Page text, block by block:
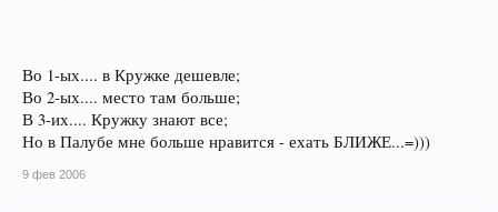
Во 1-ых.... в Кружке дешевле;
Во 2-ых.... место там больше;
В 3-их.... Кружку знают все;
Но в Палубе мне больше нравится - ехать БЛИЖЕ...=)))
9 фев 2006